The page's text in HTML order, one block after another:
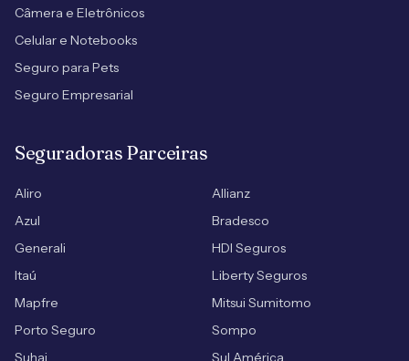
Câmera e Eletrônicos
Celular e Notebooks
Seguro para Pets
Seguro Empresarial
Seguradoras Parceiras
Aliro
Allianz
Azul
Bradesco
Generali
HDI Seguros
Itaú
Liberty Seguros
Mapfre
Mitsui Sumitomo
Porto Seguro
Sompo
Suhai
Sul América